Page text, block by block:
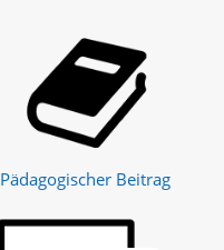
Pädagogischer Beitrag